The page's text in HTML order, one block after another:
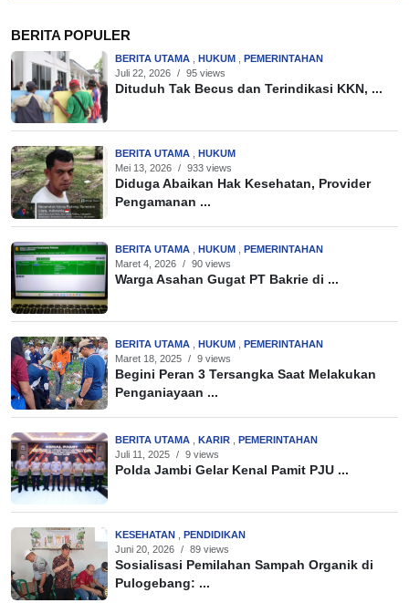
BERITA POPULER
BERITA UTAMA HUKUM
PEMERINTAHAN
Juli 22, 2026 / 95 views
Dituduh Tak Becus dan Terindikasi KKN, ...
BERITA UTAMA
HUKUM
Mei 13, 2026 / 933 views
Diduga Abaikan Hak Kesehatan, Provider
Pengamanan ...
BERITA UTAMA HUKUM
PEMERINTAHAN
Maret 4, 2026 / 90 views
Warga Asahan Gugat PT Bakrie di ...
BERITA UTAMA HUKUM
PEMERINTAHAN
Maret 18, 2025 / 9 views
Begini Peran 3 Tersangka Saat Melakukan
Penganiayaan ...
BERITA UTAMA KARIR
PEMERINTAHAN
Juli 11, 2025 / 9 views
Polda Jambi Gelar Kenal Pamit PJU ...
KESEHATAN
PENDIDIKAN
Juni 20, 2026 / 89 views
Sosialisasi Pemilahan Sampah Organik di
Pulogebang: ...